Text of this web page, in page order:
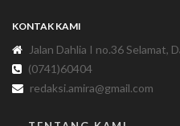
KONTAK KAMI
Jalan Dahlia I no.36 Selamat,
(0741)60404
redaksi.amira@gmail.com